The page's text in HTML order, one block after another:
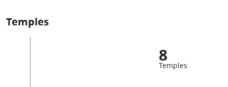
Temples
8
Temples